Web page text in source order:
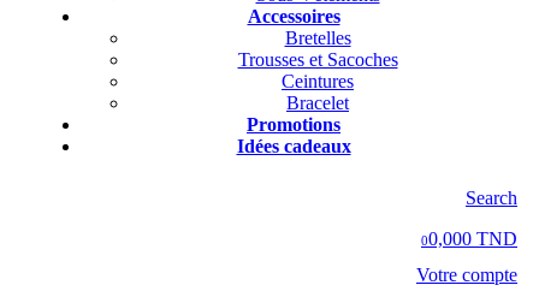
Accessoires
Bretelles
Trousses et Sacoches
Ceintures
Bracelet
Promotions
Idées cadeaux
Search
00,000 TND
Votre compte